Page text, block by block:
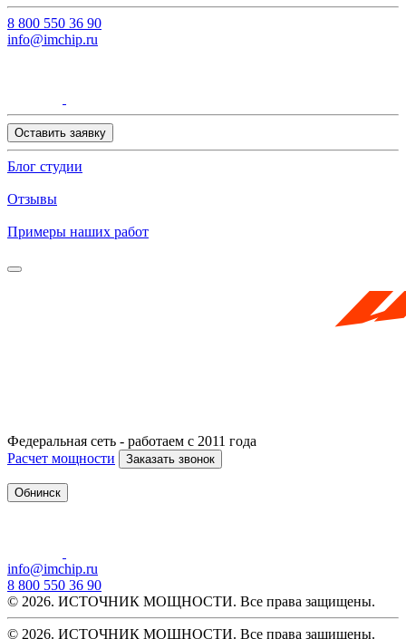
8 800 550 36 90
info@imchip.ru
Оставить заявку
Блог студии
Отзывы
Примеры наших работ
Федеральная сеть - работаем с 2011 года
Расчет мощности
Заказать звонок
Обнинск
info@imchip.ru
8 800 550 36 90
© 2026. ИСТОЧНИК МОЩНОСТИ. Все права защищены.
© 2026. ИСТОЧНИК МОЩНОСТИ. Все права защищены.